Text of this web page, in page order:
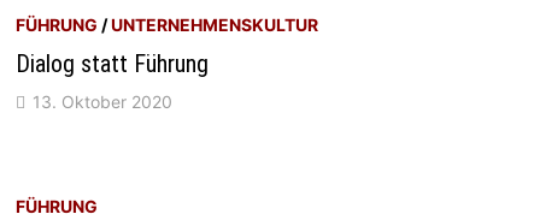
FÜHRUNG /UNTERNEHMENSKULTUR
Dialog statt Führung
13. Oktober 2020
FÜHRUNG